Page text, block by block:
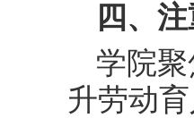
四、
学院
升劳动